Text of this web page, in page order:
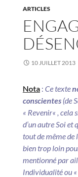
ARTICLES
10 JUILLET 2013
Nota : Ce texte
conscientes (de
« Revenir« , cela
d’un autre Soi et
tout de même de
bien trop loin
mentionné par
Individualité ou «